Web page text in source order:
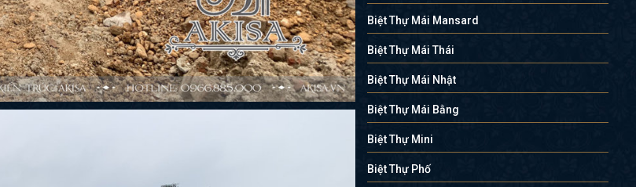
Biệt Thự Mái Mansard
Biệt Thự Mái Thái
Biệt Thự Mái Nhật
Biệt Thự Mái Bằng
Biệt Thự Mini
Biệt Thự Phố